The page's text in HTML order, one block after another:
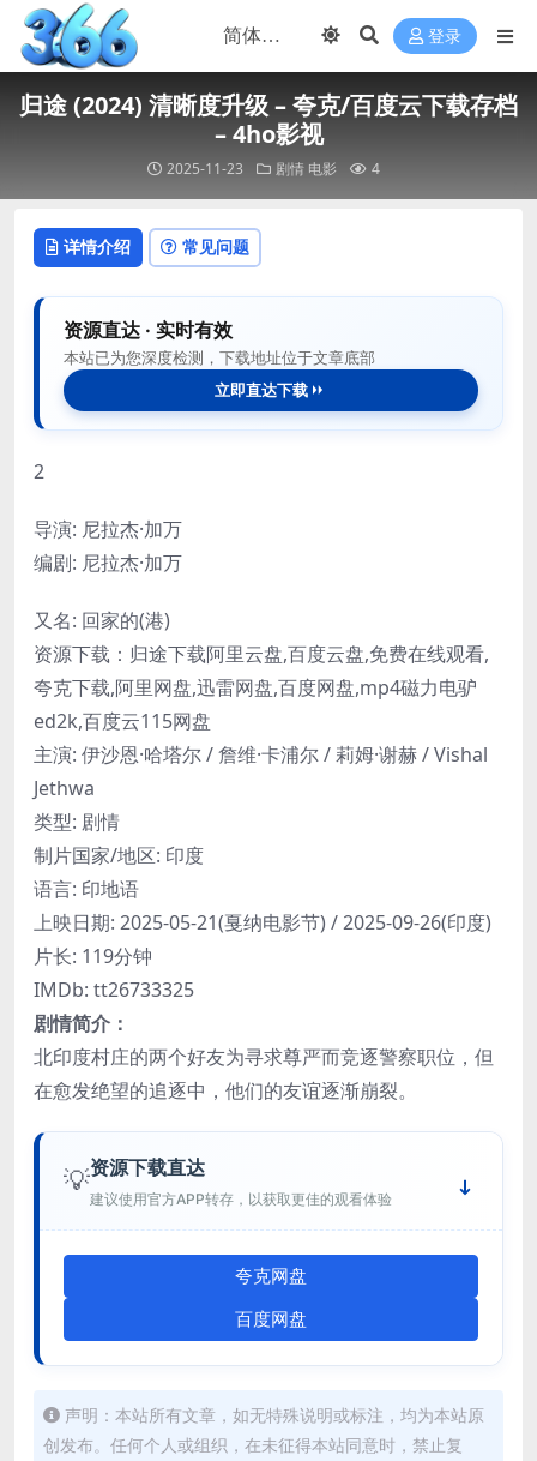
登录
归途 (2024) 清晰度升级 – 夸克/百度云下载存档
– 4ho影视
2025-11-23 剧情 电影 4
详情介绍 常见问题
资源直达 · 实时有效
本站已为您深度检测，下载地址位于文章底部
立即直达下载
2
导演: 尼拉杰·加万
编剧: 尼拉杰·加万
又名: 回家的(港)
资源下载：归途下载阿里云盘,百度云盘,免费在线观看,
夸克下载,阿里网盘,迅雷网盘,百度网盘,mp4磁力电驴
ed2k,百度云115网盘
主演: 伊沙恩·哈塔尔 / 詹维·卡浦尔 / 莉姆·谢赫 / Vishal
Jethwa
类型: 剧情
制片国家/地区: 印度
语言: 印地语
上映日期: 2025-05-21(戛纳电影节) / 2025-09-26(印度)
片长: 119分钟
IMDb: tt26733325
剧情简介：
北印度村庄的两个好友为寻求尊严而竞逐警察职位，但
在愈发绝望的追逐中，他们的友谊逐渐崩裂。
💡资源下载直达
建议使用官方APP转存，以获取更佳的观看体验
夸克网盘
百度网盘
声明：本站所有文章，如无特殊说明或标注，均为本站原
创发布。任何个人或组织，在未征得本站同意时，禁止复